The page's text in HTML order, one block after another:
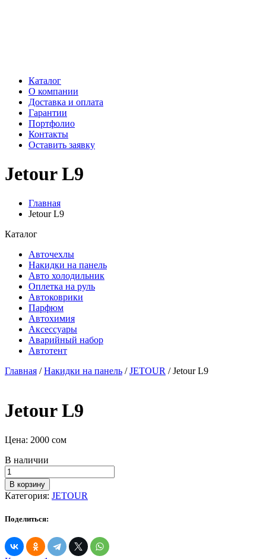
Каталог
О компании
Доставка и оплата
Гарантии
Портфолио
Контакты
Оставить заявку
Jetour L9
Главная
Jetour L9
Каталог
Авточехлы
Накидки на панель
Авто холодильник
Оплетка на руль
Автоковрики
Парфюм
Автохимия
Аксессуары
Аварийный набор
Автотент
Главная /Накидки на панель /JETOUR / Jetour L9
Jetour L9
Цена: 2000 сом
В наличии
Количество
товара
Jetour
L9
В корзину
Категория: JETOUR
Поделиться: